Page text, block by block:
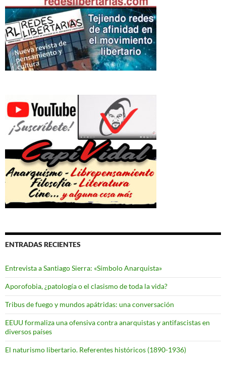
ENTRADAS RECIENTES
Entrevista a Santiago Sierra: «Símbolo Anarquista»
Aporofobia, ¿patología o el clasismo de toda la vida?
Tribus de fuego y mundos apátridas: una conversación
EEUU formaliza una ofensiva contra anarquistas y antifascistas en
diversos países
El naturismo libertario. Referentes históricos (1890-1936)